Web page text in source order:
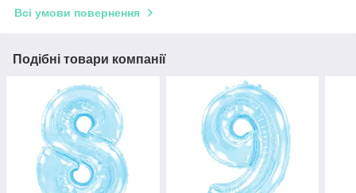
Всі умови повернення
Подібні товари компанії